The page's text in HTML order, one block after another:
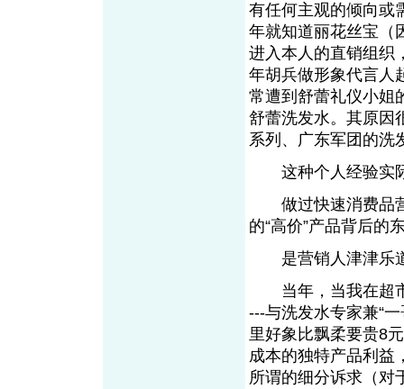
有任何主观的倾向或
年就知道丽花丝宝（
进入本人的直销组织
年胡兵做形象代言人
常遭到舒蕾礼仪小姐
舒蕾洗发水。其原因
系列、广东军团的洗
这种个人经验实际
做过快速消费品营
的“高价”产品背后的
是营销人津津乐道
当年，当我在超市
---与洗发水专家兼“
里好象比飘柔要贵8
成本的独特产品利益
所谓的细分诉求（对